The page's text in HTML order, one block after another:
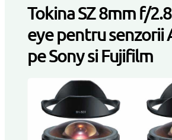
Tokina SZ 8mm f/
eye pentru senzorii
pe Sony si Fujifilm